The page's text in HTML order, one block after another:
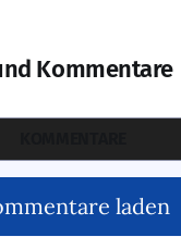
Kommentare
laden